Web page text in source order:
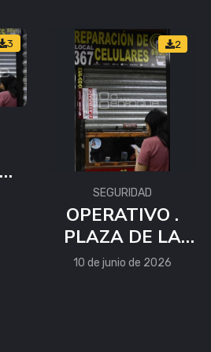
3 2
SEGURIDAD
OPERATIVO .
PLAZA DE LA
TECNOLOGÍA
10 de junio de 2026